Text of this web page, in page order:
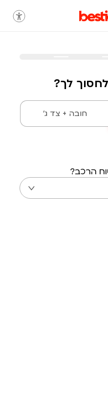
לחסוך לך?
חובה + צד ג'
הרכב?